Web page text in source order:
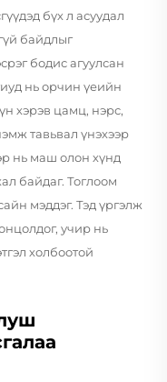
бүх л асуудал
байдлыг
бодис агуулсан
нь орчин үеийн
хэрэв цамц, нэрс,
тавьвал үнэхээр
нь маш олон хүнд
байдаг. Тоглоом
мэддэг. Тэд үргэлж
учир нь
холбоотой